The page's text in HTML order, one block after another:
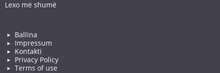
Lexo më shumë
Ballina
Impressum
Kontakti
Privacy Policy
Terms of use